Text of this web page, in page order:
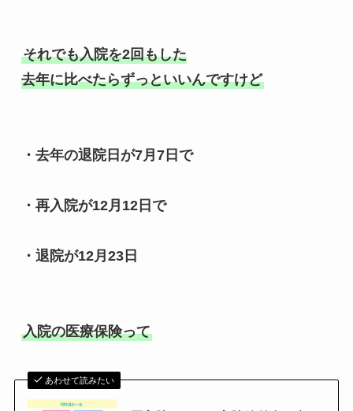
それでも入院を2回もした
去年に比べたらずっといいんですけど
・去年の退院日が7月7日で
・再入院が12月12日で
・退院が12月23日
入院の医療保険って
あわせて読みたい